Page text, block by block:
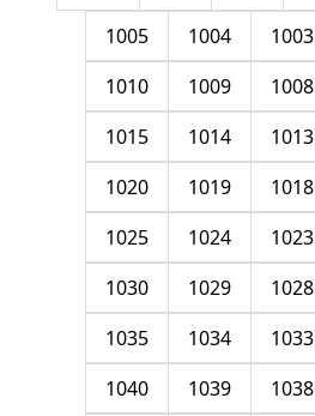
1003
1004
1005
1008
1009
1010
1013
1014
1015
1018
1019
1020
1023
1024
1025
1028
1029
1030
1033
1034
1035
1038
1039
1040